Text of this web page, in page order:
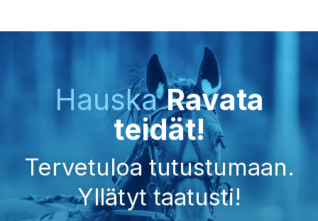
HauskaRavata
teidät!
Tervetuloa tutustumaan.
Yllätyt taatusti!